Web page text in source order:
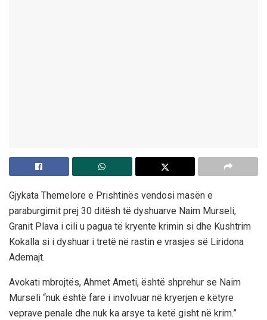
Gjykata Themelore e Prishtinës vendosi masën e
paraburgimit prej 30 ditësh të dyshuarve Naim Murseli,
Granit Plava i cili u pagua të kryente krimin si dhe Kushtrim
Kokalla si i dyshuar i tretë në rastin e vrasjes së Liridona
Ademajt.
Avokati mbrojtës, Ahmet Ameti, është shprehur se Naim
Murseli “nuk është fare i involvuar në kryerjen e këtyre
veprave penale dhe nuk ka arsye ta ketë gisht në krim.”